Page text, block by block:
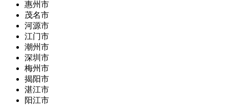
惠州市
茂名市
河源市
江门市
潮州市
深圳市
梅州市
揭阳市
湛江市
阳江市